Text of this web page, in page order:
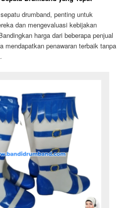
drumband, penting untuk
dan mengevaluasi kebijakan
harga dari beberapa penjual
mendapatkan penawaran terbaik tanpa